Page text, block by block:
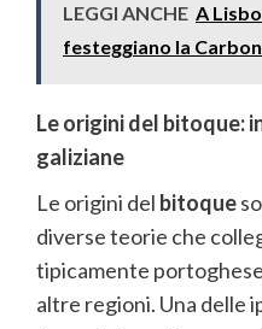
LEGGI ANCHE A
festeggiano la
Le origini del bitoque:
galiziane
Le origini del bitoque
diverse teorie che
tipicamente
altre regioni. Una delle